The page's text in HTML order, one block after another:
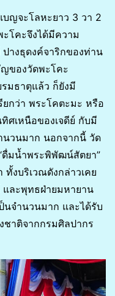
บญจะโลหะยาว 3 วา 2
ะโคะจึงได้มีความ
างธุดงค์จาริกของท่าน
ของวัดพะโคะ
มธาตุแล้ว ก็ยังมี
กว่า พระโคตะมะ หรือ
ศเหนือของเจดีย์ กับมี
วนมาก นอกจากนี้ วัด
ดื่มน้ำพระพิพัฒน์สัตยา”
ทั้งบริเวณดังกล่าวเคย
ละพุทธฝ่ายมหายาน
นจำนวนมาก และได้รับ
ชาติจากกรมศิลปากร